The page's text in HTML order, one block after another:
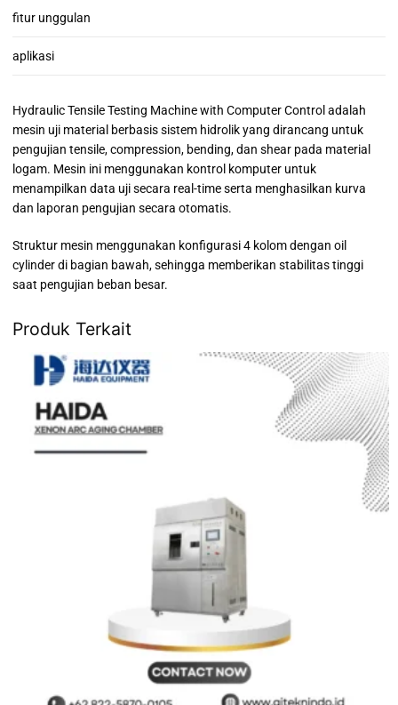
fitur unggulan
aplikasi
Hydraulic Tensile Testing Machine with Computer Control adalah
mesin uji material berbasis sistem hidrolik yang dirancang untuk
pengujian tensile, compression, bending, dan shear pada material
logam. Mesin ini menggunakan kontrol komputer untuk
menampilkan data uji secara real-time serta menghasilkan kurva
dan laporan pengujian secara otomatis.
Struktur mesin menggunakan konfigurasi 4 kolom dengan oil
cylinder di bagian bawah, sehingga memberikan stabilitas tinggi
saat pengujian beban besar.
Produk Terkait